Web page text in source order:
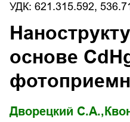
УДК: 621.315.592,
основе
Дворецкий С.А.,